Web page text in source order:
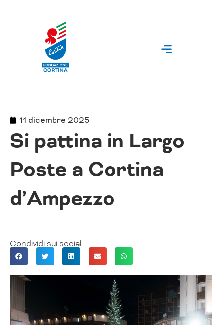
11 dicembre 2025
Si pattina in Largo
Poste a Cortina
d’Ampezzo
Condividi sui social